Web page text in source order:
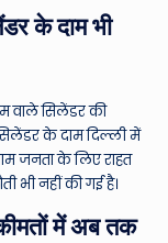
के दाम भी
वाले सिलेंडर की
के दाम दिल्ली में
जनता के लिए राहत
भी नहीं की गई है।
में अब तक